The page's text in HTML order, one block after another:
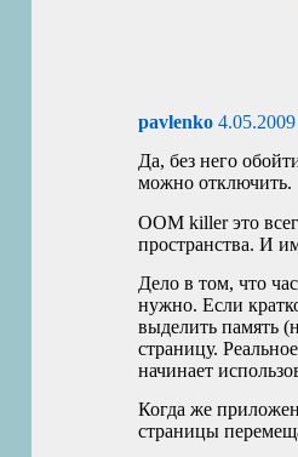
pavlenko
Да, без него
можно отключить.
OOM killer это
пространства. И
Дело в том, что
нужно. Если
выделить память
страницу.
начинает
Когда же
страницы